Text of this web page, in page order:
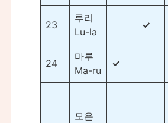
23
루리
Lu-la
✓
24
마루
Ma-ru
✓
모은